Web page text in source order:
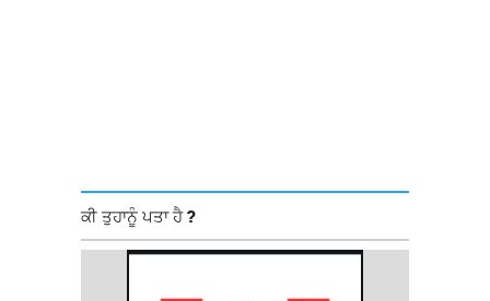
ਕੀ ਤੁਹਾਨੂੰ ਪਤਾ ਹੈ ?